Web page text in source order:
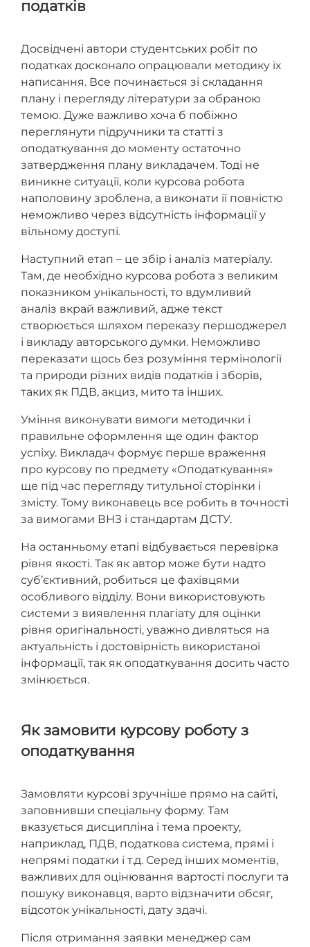
податків
Досвідчені автори студентських робіт по
податках досконало опрацювали методику їх
написання. Все починається зі складання
плану і перегляду літератури за обраною
темою. Дуже важливо хоча б побіжно
переглянути підручники та статті з
оподаткування до моменту остаточно
затвердження плану викладачем. Тоді не
виникне ситуації, коли курсова робота
наполовину зроблена, а виконати її повністю
неможливо через відсутність інформації у
вільному доступі.
Наступний етап – це збір і аналіз матеріалу.
Там, де необхідно курсова робота з великим
показником унікальності, то вдумливий
аналіз вкрай важливий, адже текст
створюється шляхом переказу першоджерел
і викладу авторського думки. Неможливо
переказати щось без розуміння термінології
та природи різних видів податків і зборів,
таких як ПДВ, акциз, мито та інших.
Уміння виконувати вимоги методички і
правильне оформлення ще один фактор
успіху. Викладач формує перше враження
про курсову по предмету «Оподаткування»
ще під час перегляду титульної сторінки і
змісту. Тому виконавець все робить в точності
за вимогами ВНЗ і стандартам ДСТУ.
На останньому етапі відбувається перевірка
рівня якості. Так як автор може бути надто
суб’єктивний, робиться це фахівцями
особливого відділу. Вони використовують
системи з виявлення плагіату для оцінки
рівня оригінальності, уважно дивляться на
актуальність і достовірність використаної
інформації, так як оподаткування досить часто
змінюється.
Як замовити курсову роботу з
оподаткування
Замовляти курсові зручніше прямо на сайті,
заповнивши спеціальну форму. Там
вказується дисципліна і тема проекту,
наприклад, ПДВ, податкова система, прямі і
непрямі податки і т.д. Серед інших моментів,
важливих для оцінювання вартості послуги та
пошуку виконавця, варто відзначити обсяг,
відсоток унікальності, дату здачі.
Після отримання заявки менеджер сам